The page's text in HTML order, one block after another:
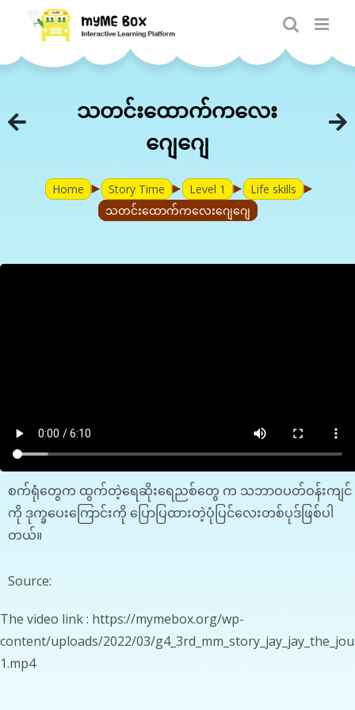
content
သတင်းထောက်ကလေး
ဂျေဂျေ
Home ► Story Time ► Level 1 ► Life skills ►
သတင်းထောက်ကလေးဂျေဂျေ
စက်ရုံတွေက ထွက်တဲ့ရေဆိုးရေညစ်တွေ က သဘာဝပတ်ဝန်းကျင်
ကို ဒုက္ခပေးကြောင်းကို ပြောပြထားတဲ့ပုံပြင်လေးတစ်ပုဒ်ဖြစ်ပါ
တယ်။
Source:
The video link : https://mymebox.org/wp-
content/uploads/2022/03/
1.mp4